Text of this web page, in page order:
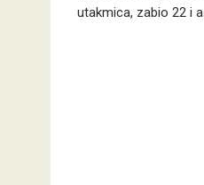
utakmica, zabio 22 i